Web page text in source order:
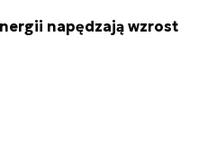
napędzają wzrost